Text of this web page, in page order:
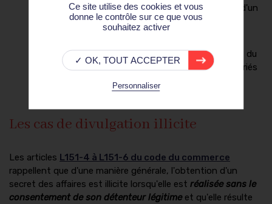
Révélation d'une activité illégale, d'une faute ou d'un
comportement répréhensible, dans le but de
Divulgation intervenue dans le cadre de l'exercice du
droit à l'information et à la consultation des salariés
ou de leurs représentants
Les cas de divulgation illicite
Les articles L151-4 à L151-6 du code du commerce
rappellent que d'une manière générale, l'obtention d'un
secret des affaires est illicite lorsqu'elle est réalisée sans le
consentement de son détenteur légitimeet qu'elle résulte
Ce site utilise des cookies et vous
donne le contrôle sur ce que vous
souhaitez activer
✓ OK, TOUT ACCEPTER
Personnaliser